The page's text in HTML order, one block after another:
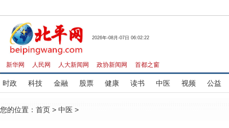
2026年-08月-07日 06:02:22
新华网 人民网 人大新闻网 政协新闻网 首都之窗
时政 科技 金融 股票 健康 读书 中医 视频 公益
您的位置： 首页 > 中医 >